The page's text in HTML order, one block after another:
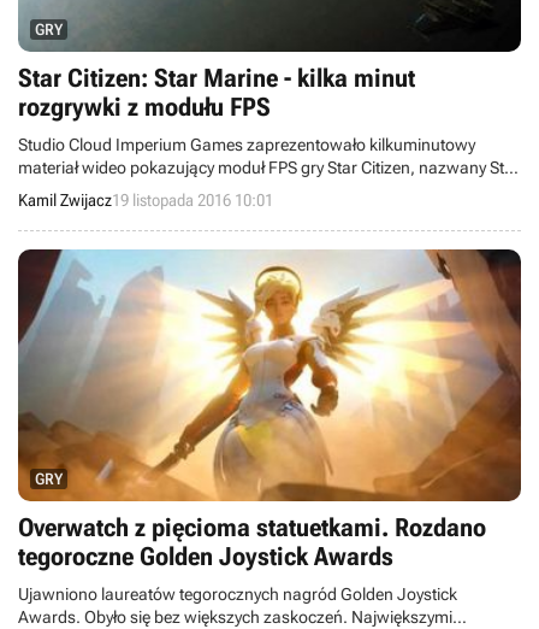
GRY
Star Citizen: Star Marine - kilka minut
rozgrywki z modułu FPS
Studio Cloud Imperium Games zaprezentowało kilkuminutowy
materiał wideo pokazujący moduł FPS gry Star Citizen, nazwany Star
Marine. Ponadto w serwisie Twitch przeprowadzono transmisję z
okazji czwartej rocznicy zbiórki pieniędzy w serwisie Kickstarter.
Kamil Zwijacz19 listopada 2016 10:01
GRY
Overwatch z pięcioma statuetkami. Rozdano
tegoroczne Golden Joystick Awards
Ujawniono laureatów tegorocznych nagród Golden Joystick
Awards. Obyło się bez większych zaskoczeń. Największymi